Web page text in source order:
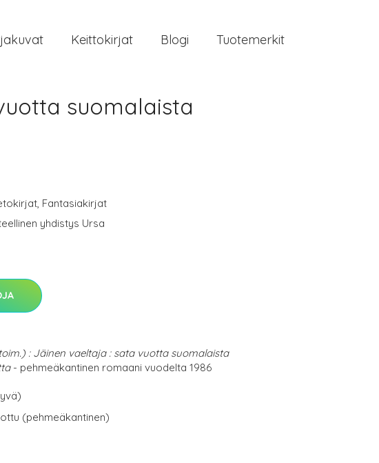
Keittokirjat Blogi Tuotemerkit
suomalaista
, Fantasiakirjat
yhdistys Ursa
: Jäinen vaeltaja : sata vuotta suomalaista
- pehmeäkantinen romaani vuodelta 1986
(pehmeäkantinen)